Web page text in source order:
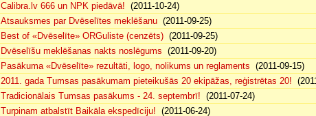
Calibra.lv 666 un NPK piedāvā! (2011-10-24)
Atsauksmes par Dvēselītes meklēšanu (2011-09-25)
Best of «Dvēselīte» ORGuliste (cenzēts) (2011-09-25)
Dvēselīšu meklēšanas nakts noslēgums (2011-09-20)
Pasākuma «Dvēselīte» rezultāti, logo, nolikums un reglaments (2011-09-15)
2011. gada Tumsas pasākumam pieteikušās 20 ekipāžas, reģistrētas 20!
Tradicionālais Tumsas pasākums - 24. septembrī! (2011-07-24)
Turpinam atbalstīt Baikāla ekspedīciju! (2011-06-24)